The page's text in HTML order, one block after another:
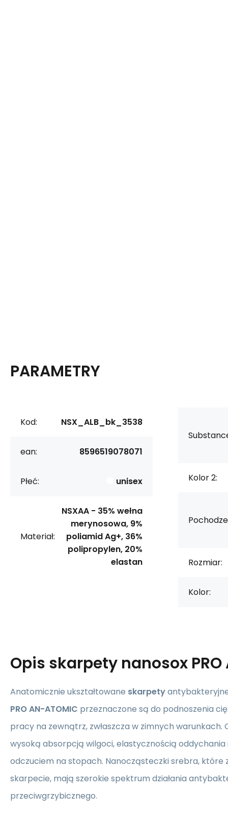
PARAMETRY
Kod: NSX_ALB_bk_3538
ean: 8596519078071
Płeć: unisex
Materiał:
NSXAA - 35% wełna
merynosowa, 9%
poliamid Ag+, 36%
polipropylen, 20%
elastan
Kolor 2:
Rozmiar:
Kolor:
Opis skarpety nanosox PRO
Anatomicznie ukształtowane skarpety
PRO AN-ATOMIC przeznaczone są do podnoszenia
pracy na zewnątrz, zwłaszcza w zimnych warunkach.
wysoką absorpcją wilgoci, elastycznością
odczuciem na stopach. Nanocząsteczki srebra, które
skarpecie, mają szerokie spektrum działania
przeciwgrzybicznego.